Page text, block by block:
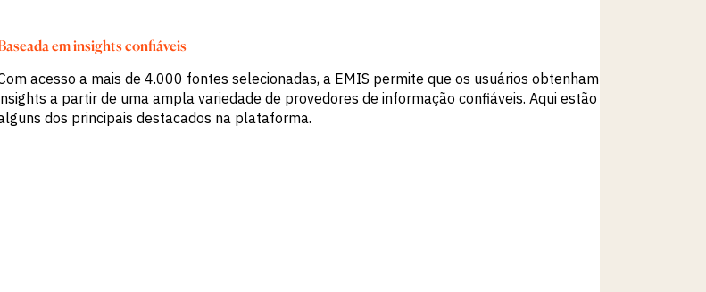
em insights confiáveis
acesso a mais de 4.000 fontes selecionadas, a EMIS permite que os usuários obtenham
a partir de uma ampla variedade de provedores de informação confiáveis. Aqui estão
dos principais destacados na plataforma.